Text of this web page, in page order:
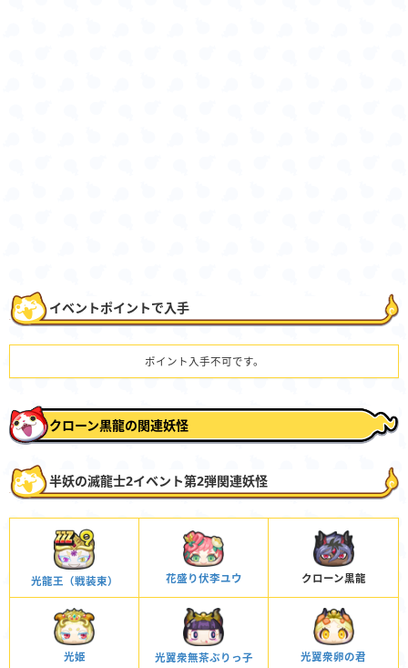
イベントポイントで入手
ポイント入手不可です。
クローン黒龍の関連妖怪
半妖の滅龍士2イベント第2弾関連妖怪
光龍王（戦装束） 花盛り伏李ユウ クローン黒龍
光姫 光翼衆無茶ぶりっ子 光翼衆卵の君